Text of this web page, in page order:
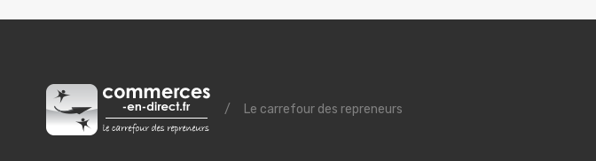
/ Le carrefour des repreneurs